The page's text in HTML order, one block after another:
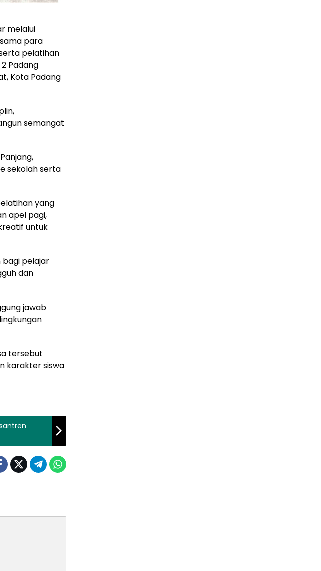
melalui
para
pelatihan
Padang
Kota Padang
semangat
sekolah serta
yang
apel pagi,
untuk
bagi pelajar
dan
jawab
tersebut
karakter siswa